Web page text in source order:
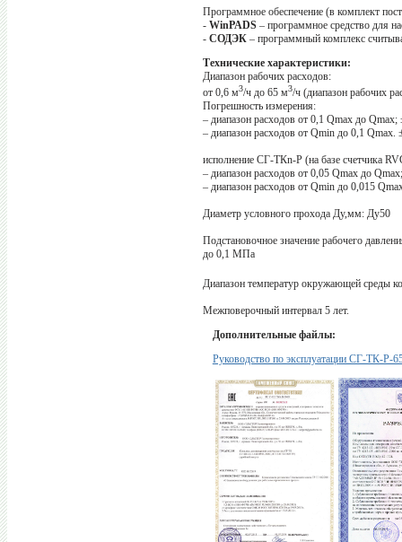
Программное обеспечение (в комплект
- WinPADS – программное средство для
- СОДЭК – программный комплекс
Технические характеристики:
Диапазон рабочих расходов:
от 0,6 м3/ч до 65 м3/ч (диапазон рабочих
Погрешность измерения:
– диапазон расходов от 0,1 Qmax до Qmax;
– диапазон расходов от Qmin до 0,1 Qmax.
исполнение СГ-ТКn-Р (на базе счетчика
– диапазон расходов от 0,05 Qmax до
– диапазон расходов от Qmin до 0,015
Диаметр условного прохода Ду,мм: Ду50
Подстановочное значение рабочего
до 0,1 МПа
Диапазон температур окружающей среды
Межповерочный интервал 5 лет.
Дополнительные файлы:
Руководство по эксплуатации СГ-ТК-Р-